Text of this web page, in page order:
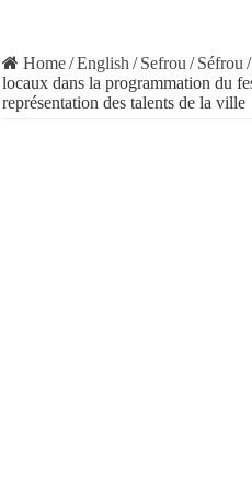
Home/English / Sefrou / Séfrou /
locaux dans la programmation du
représentation des talents de la ville